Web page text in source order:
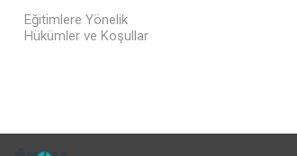
Eğitimlere Yönelik
Hükümler ve Koşullar